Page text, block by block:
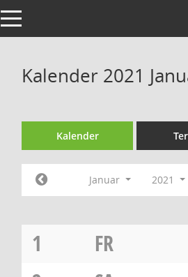
Toggle navigation
Kalender 2021
Kalender
Januar 2021
1
FR